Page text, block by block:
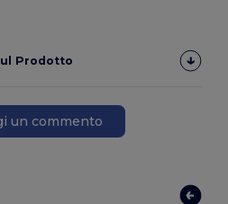
Prodotto
un commento